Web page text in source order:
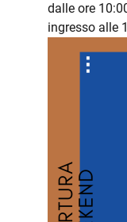
dalle ore
ingresso alle